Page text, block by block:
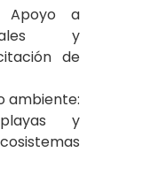
Apoyo a
y
de
ambiente:
y